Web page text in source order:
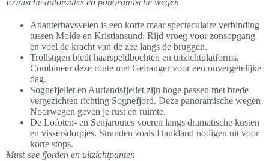
Iconische autoroutes en panoramische wegen
Atlanterhavsveien is een korte maar spectaculaire verbinding
tussen Molde en Kristiansund. Rijd vroeg voor zonsopgang
en voel de kracht van de zee langs de bruggen.
Trollstigen biedt haarspeldbochten en uitzichtplatforms.
Combineer deze route met Geiranger voor een onvergetelijke
dag.
Sognefjellet en Aurlandsfjellet zijn hoge passen met brede
vergezichten richting Sognefjord. Deze panoramische wegen
Noorwegen geven je rust en ruimte.
De Lofoten- en Senjaroutes voeren langs dramatische kusten
en vissersdorpjes. Stranden zoals Haukland nodigen uit voor
korte stops.
Must-see fjorden en uitzichtpunten